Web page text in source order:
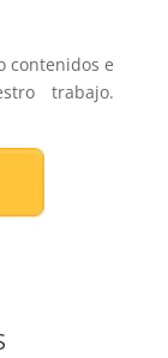
contenidos e
trabajo.